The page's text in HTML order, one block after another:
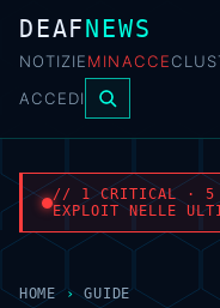
DEAFNEWS
NOTIZIEMINACCE
ACCEDI
// 1 CRITICAL · 5
EXPLOIT NELLE
HOME › GUIDE